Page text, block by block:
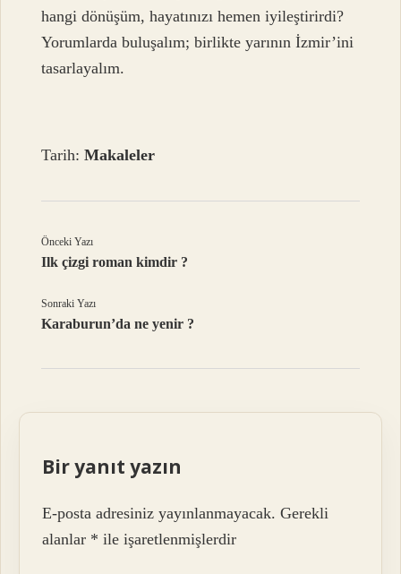
hangi dönüşüm, hayatınızı hemen iyileştirirdi?
Yorumlarda buluşalım; birlikte yarının İzmir’ini
tasarlayalım.
Tarih:Makaleler
Önceki Yazı
Ilk çizgi roman kimdir ?
Sonraki Yazı
Karaburun’da ne yenir ?
Bir yanıt yazın
E-posta adresiniz yayınlanmayacak. Gerekli
alanlar * ile işaretlenmişlerdir